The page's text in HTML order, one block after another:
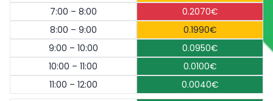
7:00 – 8:00
0.2070€
8:00 – 9:00
0.1990€
9:00 – 10:00
0.0950€
10:00 – 11:00
0.0100€
11:00 – 12:00
0.0040€